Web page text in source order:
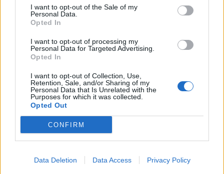
I want to opt-out of the Sale of my
Personal Data.
Opted In
I want to opt-out of processing my
Personal Data for Targeted Advertising.
Opted In
I want to opt-out of Collection, Use,
Retention, Sale, and/or Sharing of my
Personal Data that Is Unrelated with the
Purposes for which it was collected.
Opted Out
CONFIRM
Data Deletion Data Access Privacy Policy
2026. augusztus 08., szombat
Haladnak az uszályok
a Duna vízállása Cernavodánál